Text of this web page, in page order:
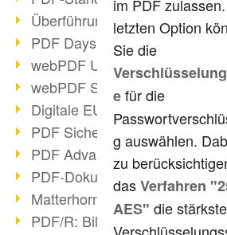
Überführung PDF/A in
PDF Days Europe 2021
webPDF Update 8.0.0.2282
webPDF Statistik-Auswertungen
Digitale EU COVID-Zertifikate
PDF Sicherheitseinstellungen
PDF Advanced Electronic
PDF-Dokumente neu
Matterhorn Protokoll 1.1
PDF/R: Bildformat der Zukunft
im PDF
letzten Option
Sie die
efür die
g auswählen.
zu
dasVerfahren
AES" die stärkste